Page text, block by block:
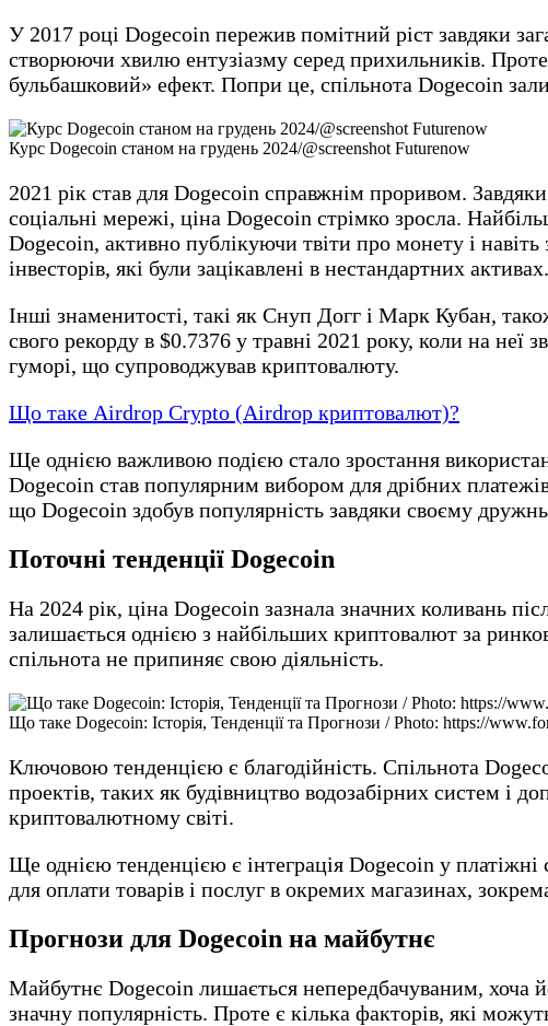
У 2017 році Dogecoin пережив помітний ріст завдяки
створюючи хвилю ентузіазму серед прихильників.
бульбашковий» ефект. Попри це, спільнота Dogecoin
Курс Dogecoin станом на грудень 2024/@screenshot Futurenow
2021 рік став для Dogecoin справжнім проривом.
соціальні мережі, ціна Dogecoin стрімко зросла.
Dogecoin, активно публікуючи твіти про монету і
інвесторів, які були зацікавлені в нестандартних активах.
Інші знаменитості, такі як Снуп Догг і Марк Кубан,
свого рекорду в $0.7376 у травні 2021 року, коли на неї
гуморі, що супроводжував криптовалюту.
Що таке Airdrop Crypto (Airdrop криптовалют)?
Ще однією важливою подією стало зростання
Dogecoin став популярним вибором для дрібних
що Dogecoin здобув популярність завдяки своєму
Поточні тенденції Dogecoin
На 2024 рік, ціна Dogecoin зазнала значних коливань
залишається однією з найбільших криптовалют за
спільнота не припиняє свою діяльність.
Що таке Dogecoin: Історія, Тенденції та Прогнози / Photo: https://
Ключовою тенденцією є благодійність. Спільнота
проектів, таких як будівництво водозабірних систем і
криптовалютному світі.
Ще однією тенденцією є інтеграція Dogecoin у
для оплати товарів і послуг в окремих магазинах,
Прогнози для Dogecoin на майбутнє
Майбутнє Dogecoin лишається непередбачуваним, хоча
значну популярність. Проте є кілька факторів, які